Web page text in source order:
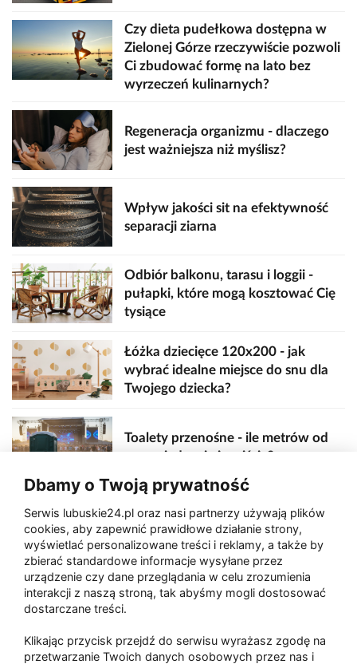
Czy dieta pudełkowa dostępna w
Zielonej Górze rzeczywiście pozwoli
Ci zbudować formę na lato bez
wyrzeczeń kulinarnych?
Regeneracja organizmu - dlaczego
jest ważniejsza niż myślisz?
Wpływ jakości sit na efektywność
separacji ziarna
Odbiór balkonu, tarasu i loggii -
pułapki, które mogą kosztować Cię
tysiące
Łóżka dziecięce 120x200 - jak
wybrać idealne miejsce do snu dla
Twojego dziecka?
Toalety przenośne - ile metrów od
sceny, jedzenia i wejścia?
Zaatakował seniora na "kwadracie"
Akcja po pożarze w Gorzowie.
Ruszyła rozbiórka ściany spalonej
Dbamy o Twoją prywatność
Serwis lubuskie24.pl oraz nasi partnerzy używają plików
cookies, aby zapewnić prawidłowe działanie strony,
wyświetlać personalizowane treści i reklamy, a także by
zbierać standardowe informacje wysyłane przez
urządzenie czy dane przeglądania w celu zrozumienia
interakcji z naszą stroną, tak abyśmy mogli dostosować
dostarczane treści.
Klikając przycisk przejdź do serwisu wyrażasz zgodę na
przetwarzanie Twoich danych osobowych przez nas i